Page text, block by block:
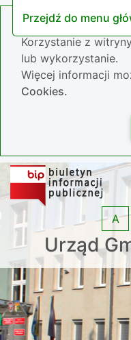
Przejdź do menu
Nasza strona
Korzystanie z
lub wykorzystanie.
Więcej informacji
Cookies.
Urząd
A